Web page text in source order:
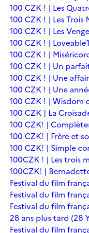
100 CZK ! | Les
100 CZK ! | Les
100 CZK ! | Les
100 CZK ! | Loveable
100 CZK ! |
100 CZK ! | Un
100 CZK ! | Une
100 CZK ! | Une
100 CZK ! | Wisdom
100 CZK | La
100 CZK! |
100 CZK! | Frère et
100 CZK! | Simple
100CZK ! | Les trois
100CZK! |
Festival du film
Festival du film
Festival du film
28 ans plus tard (28
Festival du film